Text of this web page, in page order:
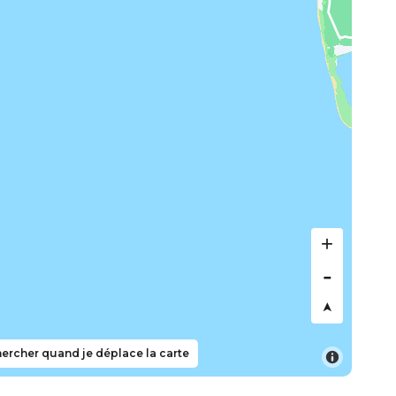
quand je déplace la carte